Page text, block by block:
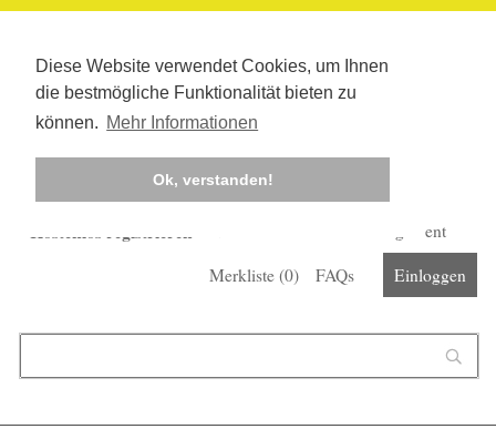
Diese Website verwendet Cookies, um Ihnen
die bestmögliche Funktionalität bieten zu
können. Mehr Informationen
Ok, verstanden!
Kostenlos registrieren
Corona-Management
Merkliste (0) FAQs Einloggen